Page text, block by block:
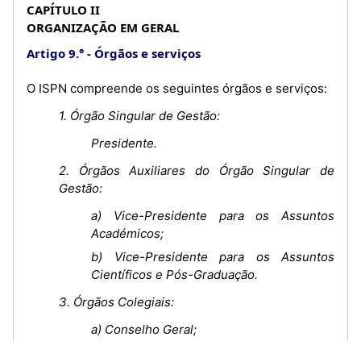
CAPÍTULO II
ORGANIZAÇÃO EM GERAL
Artigo 9.°
Órgãos e serviços
O ISPN compreende os seguintes órgãos e serviços:
1. Órgão Singular de Gestão:
Presidente.
2. Órgãos Auxiliares do Órgão Singular de
Gestão:
a) Vice-Presidente para os Assuntos
Académicos;
b) Vice-Presidente para os Assuntos
Científicos e Pós-Graduação.
3. Órgãos Colegiais:
a) Conselho Geral;